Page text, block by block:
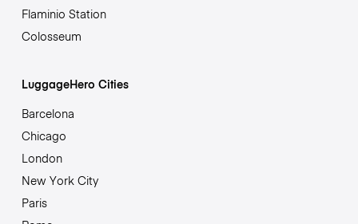
Flaminio Station
Colosseum
LuggageHero Cities
Barcelona
Chicago
London
New York City
Paris